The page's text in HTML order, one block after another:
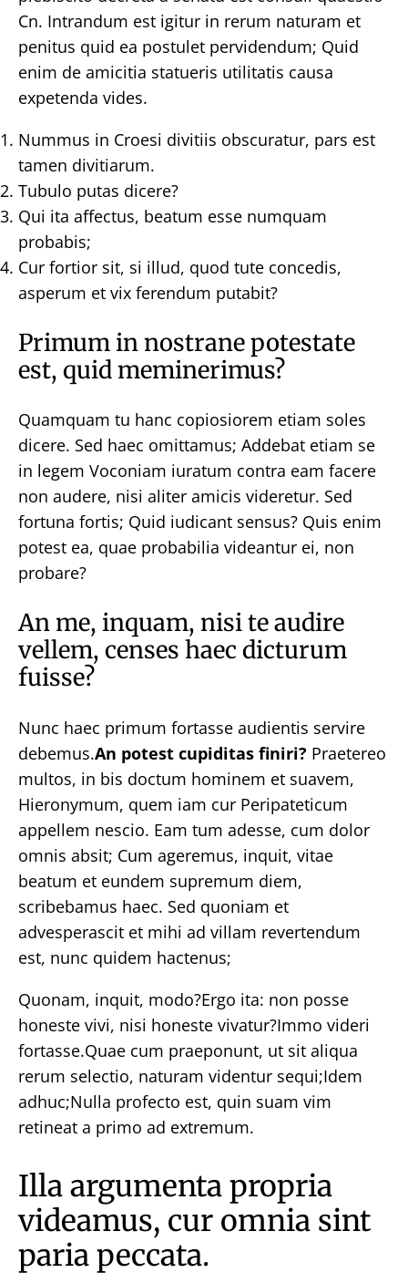
Cn. Intrandum est igitur in rerum naturam et
penitus quid ea postulet pervidendum; Quid
enim de amicitia statueris utilitatis causa
expetenda vides.
Nummus in Croesi divitiis obscuratur, pars est
tamen divitiarum.
Tubulo putas dicere?
Qui ita affectus, beatum esse numquam
probabis;
Cur fortior sit, si illud, quod tute concedis,
asperum et vix ferendum putabit?
Primum in nostrane potestate
est, quid meminerimus?
Quamquam tu hanc copiosiorem etiam soles
dicere. Sed haec omittamus; Addebat etiam se
in legem Voconiam iuratum contra eam facere
non audere, nisi aliter amicis videretur. Sed
fortuna fortis; Quid iudicant sensus? Quis enim
potest ea, quae probabilia videantur ei, non
probare?
An me, inquam, nisi te audire
vellem, censes haec dicturum
fuisse?
Nunc haec primum fortasse audientis servire
debemus.An potest cupiditas finiri? Praetereo
multos, in bis doctum hominem et suavem,
Hieronymum, quem iam cur Peripateticum
appellem nescio. Eam tum adesse, cum dolor
omnis absit; Cum ageremus, inquit, vitae
beatum et eundem supremum diem,
scribebamus haec. Sed quoniam et
advesperascit et mihi ad villam revertendum
est, nunc quidem hactenus;
Quonam, inquit, modo?Ergo ita: non posse
honeste vivi, nisi honeste vivatur?Immo videri
fortasse.Quae cum praeponunt, ut sit aliqua
rerum selectio, naturam videntur sequi;Idem
adhuc;Nulla profecto est, quin suam vim
retineat a primo ad extremum.
Illa argumenta propria
videamus, cur omnia sint
paria peccata.